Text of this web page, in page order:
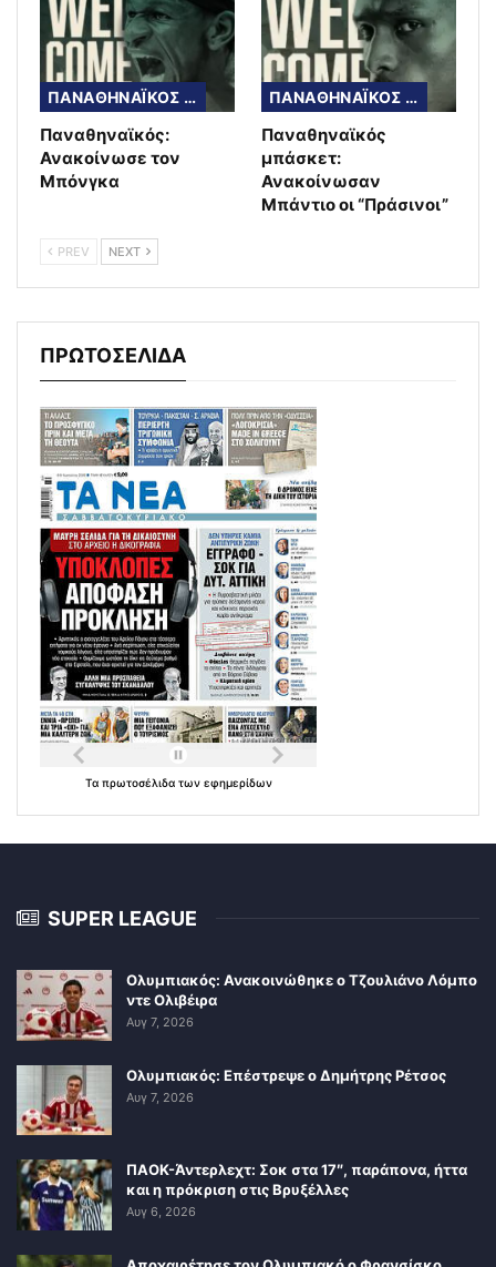
ΠΑΝΑΘΗΝΑΪΚΟΣ ΜΠΑΣΚΕΤ
Παναθηναϊκός:
Ανακοίνωσε τον
Μπόνγκα
ΠΑΝΑΘΗΝΑΪΚΟΣ ΜΠΑΣΚΕΤ
Παναθηναϊκός
μπάσκετ:
Ανακοίνωσαν
Μπάντιο οι “Πράσινοι”
PREV NEXT
ΠΡΩΤΟΣΕΛΙΔΑ
Τα πρωτοσέλιδα των εφημερίδων
SUPER LEAGUE
Ολυμπιακός: Ανακοινώθηκε ο Τζουλιάνο Λόμπο
ντε Ολιβέιρα
Αυγ 7, 2026
Ολυμπιακός: Επέστρεψε ο Δημήτρης Ρέτσος
Αυγ 7, 2026
ΠΑΟΚ-Άντερλεχτ: Σοκ στα 17″, παράπονα, ήττα
και η πρόκριση στις Βρυξέλλες
Αυγ 6, 2026